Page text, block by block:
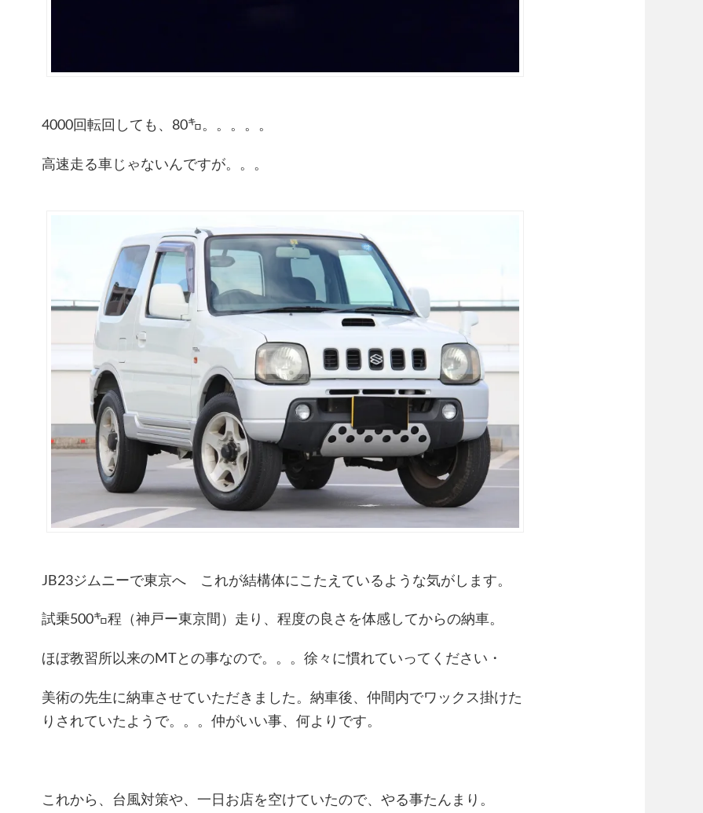
4000回転回しても、80㌔。。。。。
高速走る車じゃないんですが。。。
JB23ジムニーで東京へ これが結構体にこたえているような気がします。
試乗500㌔程（神戸ー東京間）走り、程度の良さを体感してからの納車。
ほぼ教習所以来のMTとの事なので。。。徐々に慣れていってください・
美術の先生に納車させていただきました。納車後、仲間内でワックス掛けた
りされていたようで。。。仲がいい事、何よりです。
これから、台風対策や、一日お店を空けていたので、やる事たんまり。